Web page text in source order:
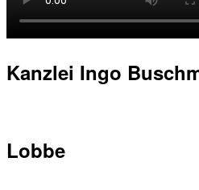
Kanzlei Ingo
Lobbe